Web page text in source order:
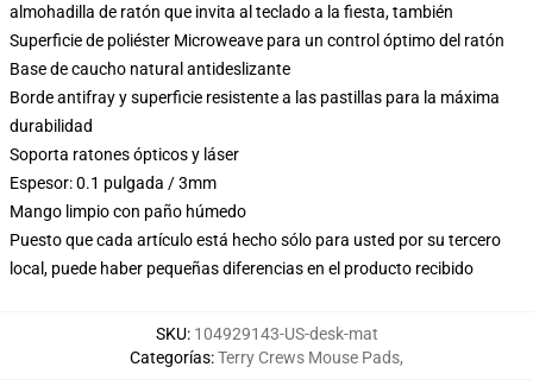
almohadilla de ratón que invita al teclado a la fiesta, también
Superficie de poliéster Microweave para un control óptimo del ratón
Base de caucho natural antideslizante
Borde antifray y superficie resistente a las pastillas para la máxima
durabilidad
Soporta ratones ópticos y láser
Espesor: 0.1 pulgada / 3mm
Mango limpio con paño húmedo
Puesto que cada artículo está hecho sólo para usted por su tercero
local, puede haber pequeñas diferencias en el producto recibido
SKU: 104929143-US-desk-mat
Categorías:Terry Crews Mouse Pads,